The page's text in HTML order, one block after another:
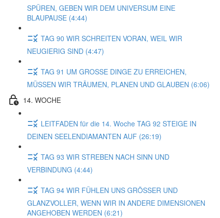
SPÜREN, GEBEN WIR DEM UNIVERSUM EINE
BLAUPAUSE (4:44)
TAG 90 WIR SCHREITEN VORAN, WEIL WIR
NEUGIERIG SIND (4:47)
TAG 91 UM GROSSE DINGE ZU ERREICHEN,
MÜSSEN WIR TRÄUMEN, PLANEN UND GLAUBEN (6:06)
14. WOCHE
LEITFADEN für die 14. Woche TAG 92 STEIGE IN
DEINEN SEELENDIAMANTEN AUF (26:19)
TAG 93 WIR STREBEN NACH SINN UND
VERBINDUNG (4:44)
TAG 94 WIR FÜHLEN UNS GRÖSSER UND
GLANZVOLLER, WENN WIR IN ANDERE DIMENSIONEN
ANGEHOBEN WERDEN (6:21)